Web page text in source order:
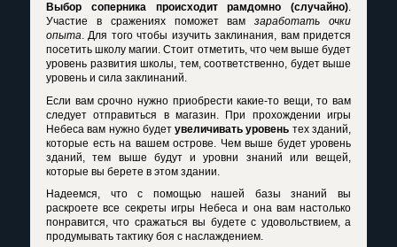
Выбор соперника происходит рамдомно (случайно).
Участие в сражениях поможет вамзаработать очки
опыта. Для того чтобы изучить заклинания, вам придется
посетить школу магии. Стоит отметить, что чем выше будет
уровень развития школы, тем, соответственно, будет выше
уровень и сила заклинаний.
Если вам срочно нужно приобрести какие-то вещи, то вам
следует отправиться в магазин. При прохождении игры
Небеса вам нужно будетувеличивать уровень тех зданий,
которые есть на вашем острове. Чем выше будет уровень
зданий, тем выше будут и уровни знаний или вещей,
которые вы берете в этом здании.
Надеемся, что с помощью нашей базы знаний вы
раскроете все секреты игры Небеса и она вам настолько
понравится, что сражаться вы будете с удовольствием, а
продумывать тактику боя с наслаждением.